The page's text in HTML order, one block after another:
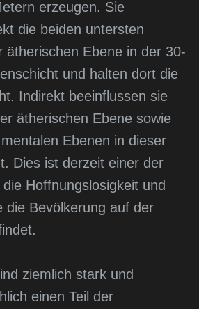
erzeugen. Sie
die beiden untersten
ätherischen Ebene in der 30-
und halten dort die
Indirekt beeinflussen sie
ätherischen Ebene sowie
Ebenen in dieser
Dies ist derzeit einer der
Hoffnungslosigkeit und
die Bevölkerung auf der
ziemlich stark und
einen Teil der